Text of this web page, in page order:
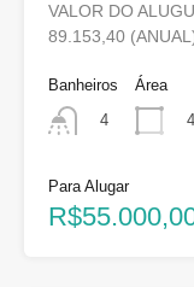
VALOR DO
89.153,40
Banheiros
4
Área
Para Alugar